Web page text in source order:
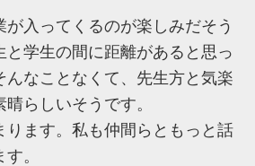
入ってくるのが楽しみだそう
と学生の間に距離があると思っ
んなことなくて、先生方と気楽
らしいそうです。
ります。私も仲間らともっと話
。